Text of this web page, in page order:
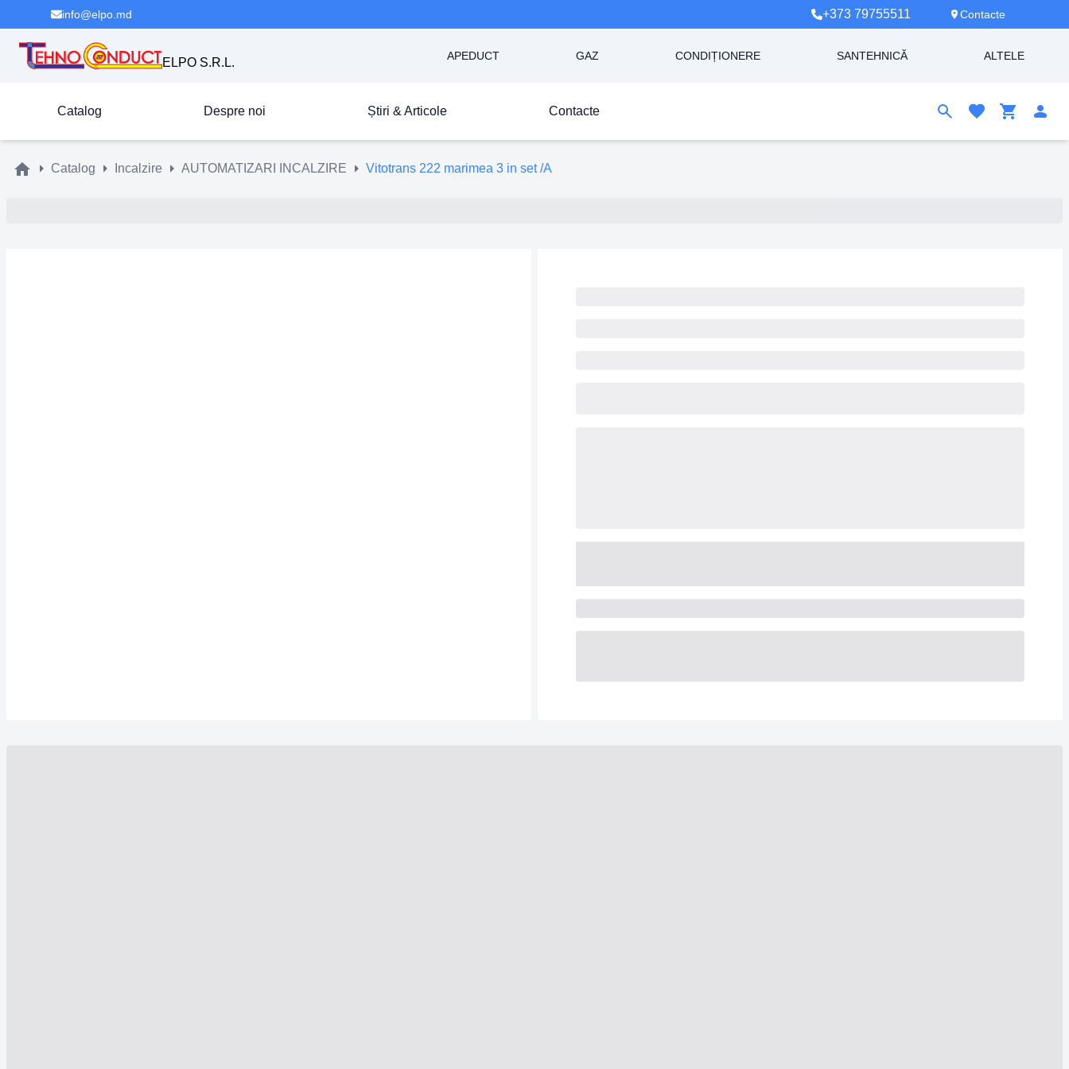
info@elpo.md +373 79755511 Contacte
ELPO S.R.L. APEDUCT GAZ CONDIȚIONERE SANTEHNICĂ ALTELE
Catalog Despre noi Știri & Articole Contacte
Catalog Incalzire AUTOMATIZARI INCALZIRE Vitotrans 222 marimea 3 in set /A